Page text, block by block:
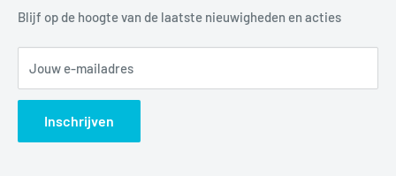
Mail:info@luchtbuks.com
Privacybeleid
Retour / terugbetaling
Verzendbeleid
Search
Blijf op de hoogte van de laatste nieuwigheden en acties
Jouw e-mailadres
Inschrijven